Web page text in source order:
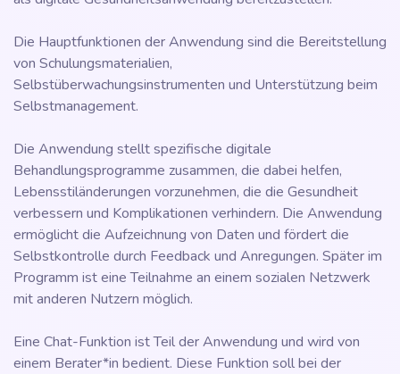
Die Hauptfunktionen der Anwendung sind die Bereitstellung
von Schulungsmaterialien,
Selbstüberwachungsinstrumenten und Unterstützung beim
Selbstmanagement.
Die Anwendung stellt spezifische digitale
Behandlungsprogramme zusammen, die dabei helfen,
Lebensstiländerungen vorzunehmen, die die Gesundheit
verbessern und Komplikationen verhindern. Die Anwendung
ermöglicht die Aufzeichnung von Daten und fördert die
Selbstkontrolle durch Feedback und Anregungen. Später im
Programm ist eine Teilnahme an einem sozialen Netzwerk
mit anderen Nutzern möglich.
Eine Chat-Funktion ist Teil der Anwendung und wird von
einem Berater*in bedient. Diese Funktion soll bei der